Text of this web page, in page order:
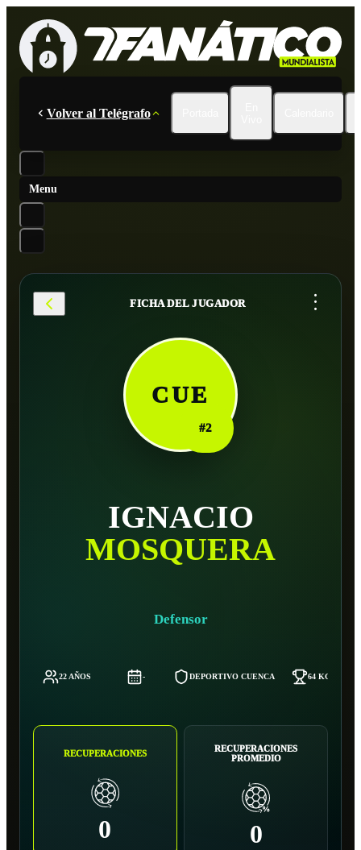
Volver al Telégrafo
Menu
FICHA DEL JUGADOR ...
CUE
#2
IGNACIO
MOSQUERA
Defensor
22 AÑOS - DEPORTIVO CUENCA 64 KG
RECUPERACIONES
0
RECUPERACIONES
PROMEDIO
0